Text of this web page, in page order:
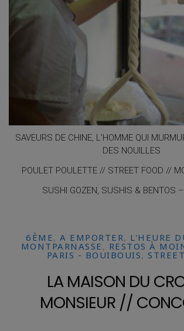
SAVEURS DE CHINE, L’HOMME QUI
DES NOUILLES
POULET POULETTE // STREET FOOD //
SUSHI GOZEN, SUSHIS & BENTOS
6ÈME, A EMPORTER, L'HEURE
MONTPARNASSE , RESTOS À
PARIS - BOUIBOUIS,
LA MAISON DU
MONSIEUR //